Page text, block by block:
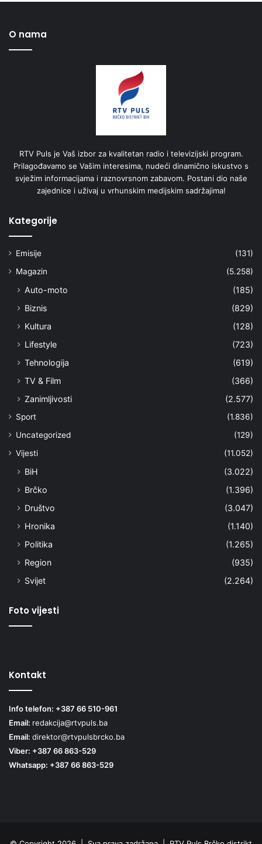
O nama
RTV Puls je Vaš izbor za kvalitetan radio i televizijski program.
Prilagođavamo se Vašim interesima, nudeći dinamično iskustvo s
svježim informacijama i raznovrsnom zabavom. Postani dio naše
zajednice i uživaj u vrhunskim medijskim sadržajima!
Kategorije
Emisije
(131)
Magazin
(5.258)
Auto-moto
(185)
Biznis
(829)
Kultura
(128)
Lifestyle
(723)
Tehnologija
(619)
TV & Film
(366)
Zanimljivosti
(2.577)
Sport
(1.836)
Uncategorized
(129)
Vijesti
(11.052)
BiH
(3.022)
Brčko
(1.396)
Društvo
(3.047)
Hronika
(1.140)
Politika
(1.265)
Region
(935)
Svijet
(2.264)
Foto vijesti
Kontakt
Info telefon: +387 66 510-961
Email: redakcija@rtvpuls.ba
Email: direktor@rtvpulsbrcko.ba
Viber: +387 66 863-529
Whatsapp: +387 66 863-529